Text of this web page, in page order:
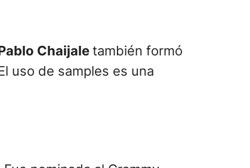
Chaijaletambién formó
uso de samples es una